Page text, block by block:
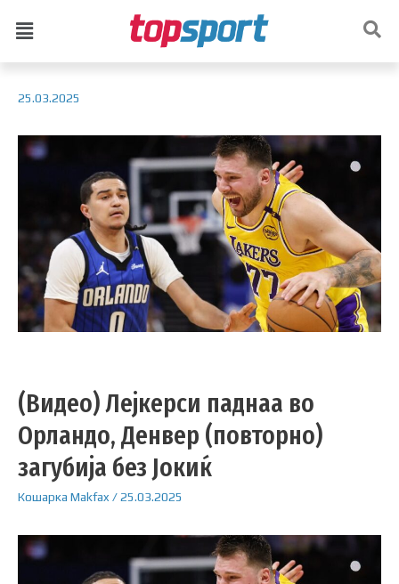
25.03.2025
(Видео) Лејкерси паднаа во
Орландо, Денвер (повторно)
загубија без Јокиќ
Кошарка Makfax /25.03.2025